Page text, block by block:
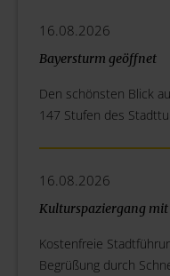
16.08.2026
Bayersturm geöffnet
Den schönsten Blick
147 Stufen des
16.08.2026
Kulturspaziergang
Kostenfreie
Begrüßung durch